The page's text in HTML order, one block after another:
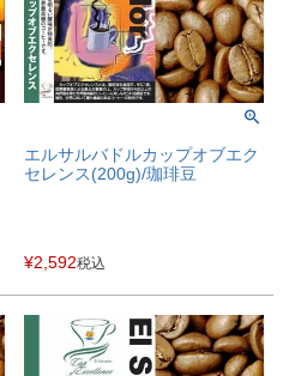
エルサルバドルカップオブエク
セレンス(200g)/珈琲豆
¥2,592税込